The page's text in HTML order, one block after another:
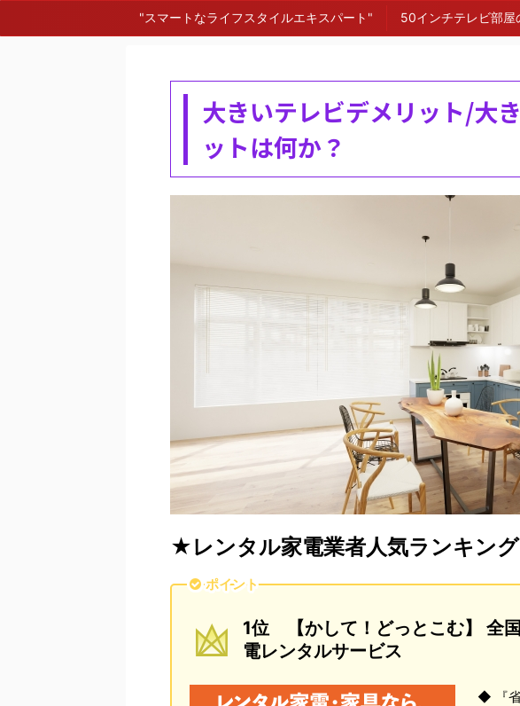
"スマートなライフスタイルエキスパート" 50インチテレビ部屋
大きいテレビデメリット/大
ットは何か？
★レンタル家電業者人気ランキング
ポイント
1位 【かして！どっとこむ】 全
電レンタルサービス
◆ 『省